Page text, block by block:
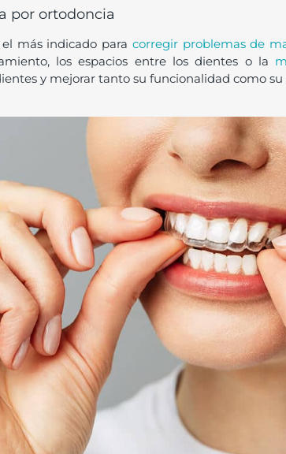
por ortodoncia
más indicado para corregir problemas de
los espacios entre los dientes o la
y mejorar tanto su funcionalidad como